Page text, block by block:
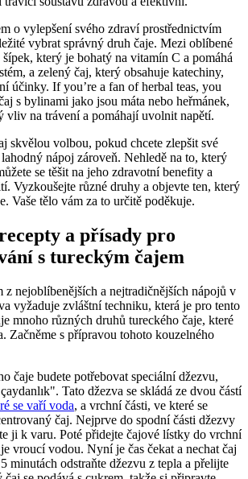
o vylepšení svého zdraví prostřednictvím
vybrat správný druh čaje. Mezi oblíbené
který je bohatý na vitamín C a pomáhá
a zelený čaj, který obsahuje katechiny,
účinky. If you’re a fan of herbal teas, you
s bylinami jako jsou máta nebo heřmánek,
vliv na trávení a pomáhají uvolnit napětí.
skvělou volbou, pokud chcete zlepšit své
nápoj zároveň. Nehledě na to, který
se těšit na jeho zdravotní benefity a
Vyzkoušejte různé druhy a objevte ten, který
Vaše tělo vám za to určitě poděkuje.
a přísady pro
s tureckým čajem
z nejoblíbenějších a nejtradičnějších nápojů v
vyžaduje zvláštní techniku, která je pro tento
mnoho různých druhů tureckého čaje, které
Začněme s přípravou tohoto kouzelného
čaje budete potřebovat speciální džezvu,
Tato džezva se skládá ze dvou částí
se vaří voda, a vrchní části, ve které se
čaj. Nejprve do spodní části džezvy
ji k varu. Poté přidejte čajové lístky do vrchní
vroucí vodou. Nyní je čas čekat a nechat čaj
minutách odstraňte džezvu z tepla a přelijte